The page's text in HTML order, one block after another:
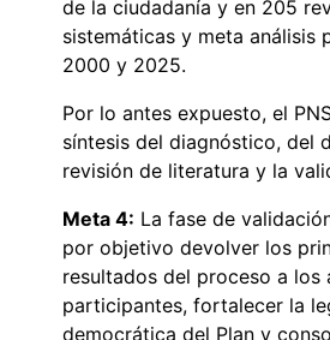
de la ciudadanía y en 205
sistemáticas y meta análisis
2000 y 2025.
Por lo antes expuesto, el
síntesis del diagnóstico, del
revisión de literatura y la
Meta 4: La fase de
por objetivo devolver los
resultados del proceso a los
participantes, fortalecer la
democrática del Plan y